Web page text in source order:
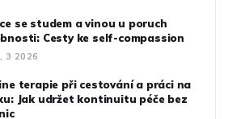
se studem a vinou u poruch
Cesty ke self-compassion
3 2026
terapie při cestování a práci na
Jak udržet kontinuitu péče bez